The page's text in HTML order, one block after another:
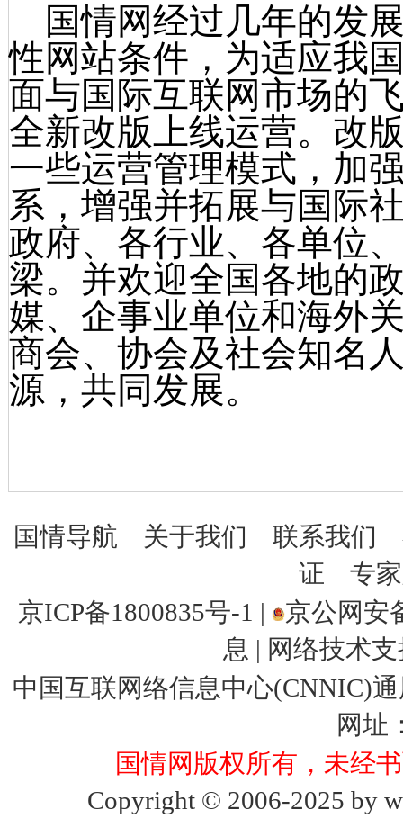
国情网经过几年的发
性网站条件，为适应我
面与国际互联网市场的
全新改版上线运营。改
一些运营管理模式，加
系，增强并拓展与国际
政府、各行业、各单位
梁。并欢迎全国各地的
媒、企事业单位和海外
商会、协会及社会知名
源，共同发展。
国情导航 关于我们 联系我们
证
专
京ICP备1800835号-1 |
京公网安
息 | 网络技术
中国互联网络信息中心(CNNIC)
网址
国情网版权所有，未经
Copyright © 2006-2025 by